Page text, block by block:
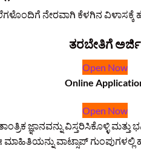
ನೇರವಾಗಿ ಕೆಳಗಿನ ವಿಳಾಸಕ್ಕೆ
ತರಬೇತಿಗೆ ಅರ್ಜಿ
Open Now
Online
Open Now
ಜ್ಞಾನವನ್ನು ವಿಸ್ತರಿಸಿಕೊಳ್ಳಿ ಮತ್ತು
ವಾಟ್ಸಾಪ್